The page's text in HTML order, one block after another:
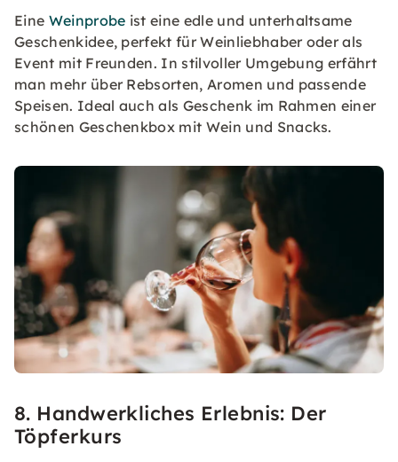
Eine Weinprobe ist eine edle und unterhaltsame
Geschenkidee, perfekt für Weinliebhaber oder als
Event mit Freunden. In stilvoller Umgebung erfährt
man mehr über Rebsorten, Aromen und passende
Speisen. Ideal auch als Geschenk im Rahmen einer
schönen Geschenkbox mit Wein und Snacks.
8. Handwerkliches Erlebnis: Der
Töpferkurs